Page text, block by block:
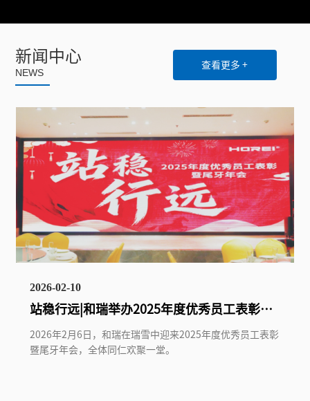
新闻中心
NEWS
查看更多 +
2026-02-10
站稳行远|和瑞举办2025年度优秀员工表彰暨
尾牙年会
2026年2月6日，和瑞在瑞雪中迎来2025年度优秀员工表彰
暨尾牙年会，全体同仁欢聚一堂。